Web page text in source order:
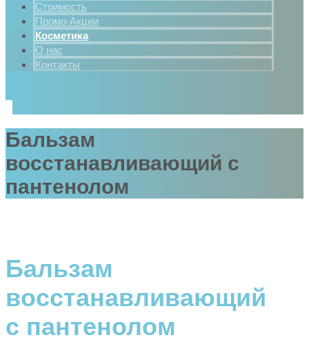
Стоимость
Промо-Акции
Косметика
О нас
Контакты
Бальзам
восстанавливающий с
пантенолом
Бальзам
восстанавливающий
с пантенолом